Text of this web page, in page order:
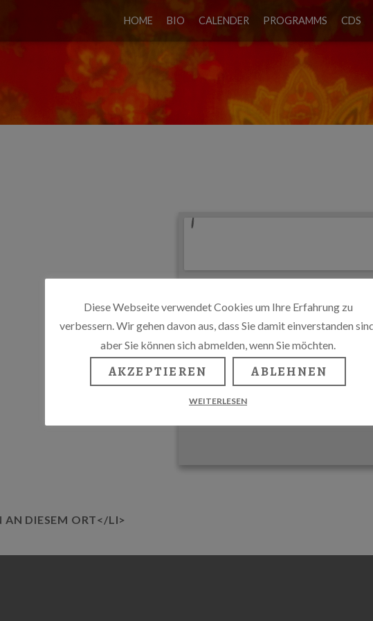
HOME BIO CALENDER PROGRAMMS CDS
AN DIESEM ORT</LI>
Diese Webseite verwendet Cookies um Ihre Erfahrung zu
verbessern. Wir gehen davon aus, dass Sie damit einverstanden
aber Sie können sich abmelden, wenn Sie möchten.
AKZEPTIEREN ABLEHNEN
WEITERLESEN